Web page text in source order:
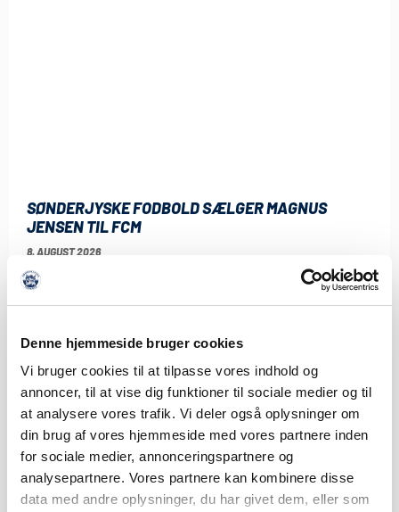
Denne hjemmeside bruger cookies
Vi bruger cookies til at tilpasse vores indhold og
annoncer, til at vise dig funktioner til sociale medier og til
at analysere vores trafik. Vi deler også oplysninger om
din brug af vores hjemmeside med vores partnere inden
for sociale medier, annonceringspartnere og
analysepartnere. Vores partnere kan kombinere disse
data med andre oplysninger, du har givet dem, eller som
SØNDERJYSKE FODBOLD SÆLGER MAGNUS
JENSEN TIL FCM
8. AUGUST 2026
Sønderjyske Fodbold har med omgående virkning solgt